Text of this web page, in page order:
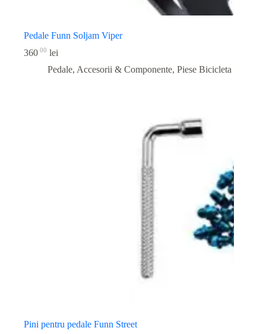
Pedale Funn Soljam Viper
360 00 lei
Pedale, Accesorii & Componente, Piese Bicicleta
Pini pentru pedale Funn Street